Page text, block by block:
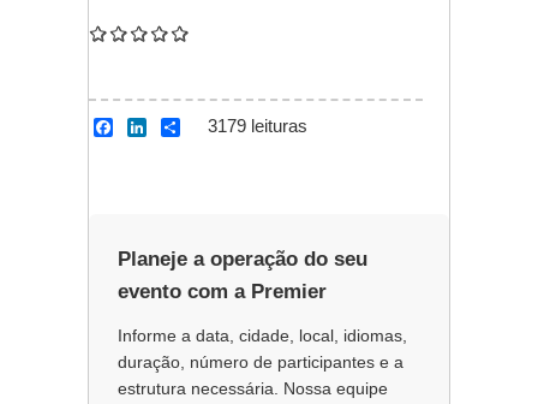
k
n
3179 leituras
Planeje a operação do seu
evento com a Premier
Informe a data, cidade, local, idiomas,
duração, número de participantes e a
estrutura necessária. Nossa equipe